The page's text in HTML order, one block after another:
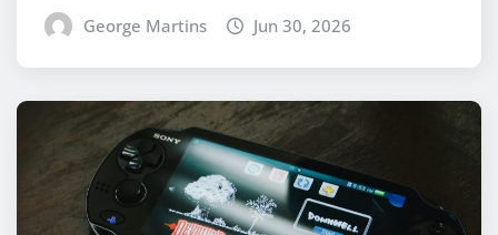
George Martins Jun 30, 2026